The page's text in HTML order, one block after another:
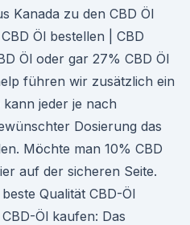
Kanada zu den CBD Öl
Öl bestellen | CBD
Öl oder gar 27% CBD Öl
führen wir zusätzlich ein
jeder je nach
Dosierung das
Möchte man 10% CBD
auf der sicheren Seite.
Qualität CBD-Öl
Öl kaufen: Das